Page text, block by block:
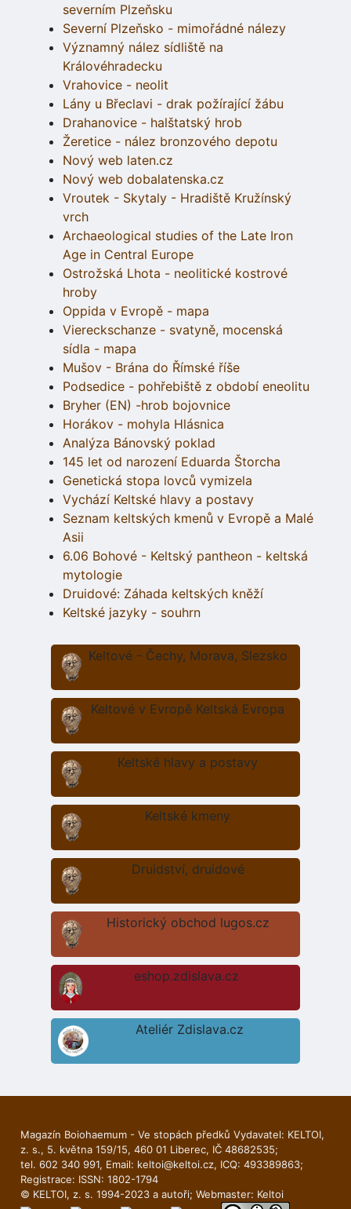
severním Plzeňsku
Severní Plzeňsko - mimořádné nálezy
Významný nález sídliště na
Královéhradecku
Vrahovice - neolit
Lány u Břeclavi - drak požírající žábu
Drahanovice - halštatský hrob
Žeretice - nález bronzového depotu
Nový web laten.cz
Nový web dobalatenska.cz
Vroutek - Skytaly - Hradiště Kružínský
vrch
Archaeological studies of the Late Iron
Age in Central Europe
Ostrožská Lhota - neolitické kostrové
hroby
Oppida v Evropě - mapa
Viereckschanze - svatyně, mocenská
sídla - mapa
Mušov - Brána do Římské říše
Podsedice - pohřebiště z období eneolitu
Bryher (EN) -hrob bojovnice
Horákov - mohyla Hlásnica
Analýza Bánovský poklad
145 let od narození Eduarda Štorcha
Genetická stopa lovců vymizela
Vychází Keltské hlavy a postavy
Seznam keltských kmenů v Evropě a Malé
Asii
6.06 Bohové - Keltský pantheon - keltská
mytologie
Druidové: Záhada keltských kněží
Keltské jazyky - souhrn
Keltové - Čechy, Morava, Slezsko
Keltové v Evropě Keltská Evropa
Keltské hlavy a postavy
Keltské kmeny
Druidství, druidové
Historický obchod lugos.cz
eshop.zdislava.cz
Ateliér Zdislava.cz
Magazín Boiohaemum - Ve stopách předků Vydavatel: KELTOI,
z. s., 5. května 159/15, 460 01 Liberec, IČ 48682535;
tel. 602 340 991, Email: keltoi@keltoi.cz, ICQ: 493389863;
Registrace: ISSN: 1802-1794
© KELTOI, z. s. 1994-2023 a autoři; Webmaster: Keltoi